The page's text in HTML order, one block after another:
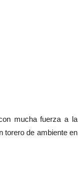
mucha fuerza a la
torero de ambiente en